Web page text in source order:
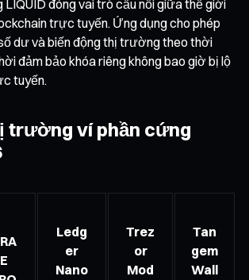
LIQUID đóng vai trò cầu nối giữa thế giới
trực tuyến. Ứng dụng cho phép
dư và biến động thị trường theo thời
đảm bảo khóa riêng không bao giờ bị lộ
tuyến.
trường ví phần cứng
Ledg
er
Nano
Trez
or
Mod
Tan
gem
Wall